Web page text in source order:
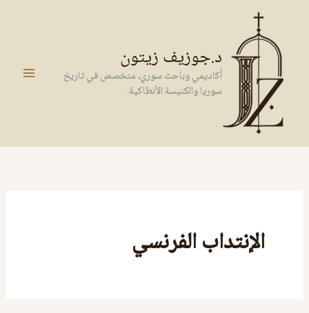
المحتوى
د.جوزيف زيتون
أكاديمي وباحث سوري، متخصص في تاريخ
سوريا والكنيسة الأنطاكية.
الإنتداب الفرنسي